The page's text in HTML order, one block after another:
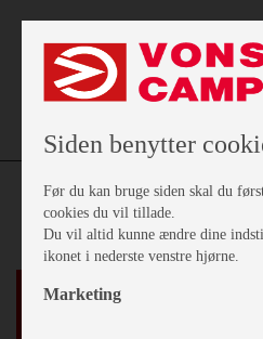
Siden benytter
Før du kan bruge siden skal du
cookies du vil tillade.
Du vil altid kunne ændre dine
ikonet i nederste venstre hjørne.
Marketing